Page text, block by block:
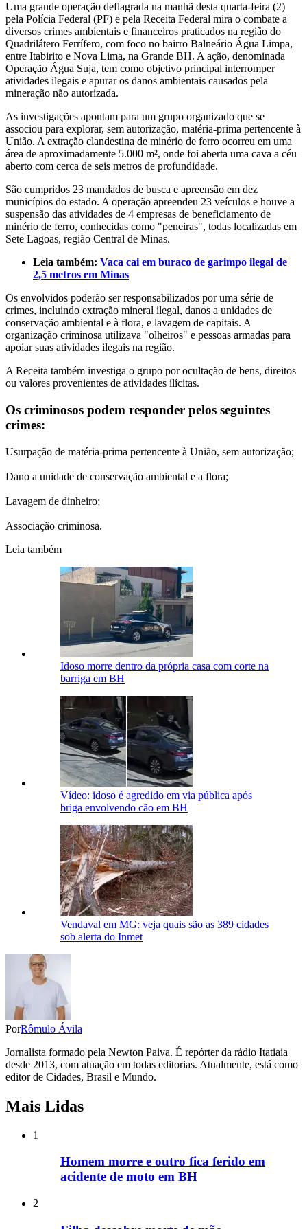
Uma grande operação deflagrada na manhã desta quarta-feira (2)
pela Polícia Federal (PF) e pela Receita Federal mira o combate a
diversos crimes ambientais e financeiros praticados na região do
Quadrilátero Ferrífero, com foco no bairro Balneário Água Limpa,
entre Itabirito e Nova Lima, na Grande BH. A ação, denominada
Operação Água Suja, tem como objetivo principal interromper
atividades ilegais e apurar os danos ambientais causados pela
mineração não autorizada.
As investigações apontam para um grupo organizado que se
associou para explorar, sem autorização, matéria-prima pertencente à
União. A extração clandestina de minério de ferro ocorreu em uma
área de aproximadamente 5.000 m², onde foi aberta uma cava a céu
aberto com cerca de seis metros de profundidade.
São cumpridos 23 mandados de busca e apreensão em dez
municípios do estado. A operação apreendeu 23 veículos e houve a
suspensão das atividades de 4 empresas de beneficiamento de
minério de ferro, conhecidas como "peneiras", todas localizadas em
Sete Lagoas, região Central de Minas.
Leia também: Vaca cai em buraco de garimpo ilegal de
2,5 metros em Minas
Os envolvidos poderão ser responsabilizados por uma série de
crimes, incluindo extração mineral ilegal, danos a unidades de
conservação ambiental e à flora, e lavagem de capitais. A
organização criminosa utilizava "olheiros" e pessoas armadas para
apoiar suas atividades ilegais na região.
A Receita também investiga o grupo por ocultação de bens, direitos
ou valores provenientes de atividades ilícitas.
Os criminosos podem responder pelos seguintes
crimes:
Usurpação de matéria-prima pertencente à União, sem autorização;
Dano a unidade de conservação ambiental e a flora;
Lavagem de dinheiro;
Associação criminosa.
Leia também
Idoso morre dentro da própria casa com corte na
barriga em BH
Vídeo: idoso é agredido em via pública após
briga envolvendo cão em BH
Vendaval em MG: veja quais são as 389 cidades
sob alerta do Inmet
PorRômulo Ávila
Jornalista formado pela Newton Paiva. É repórter da rádio Itatiaia
desde 2013, com atuação em todas editorias. Atualmente, está como
editor de Cidades, Brasil e Mundo.
Mais Lidas
1
Homem morre e outro fica ferido em
acidente de moto em BH
2